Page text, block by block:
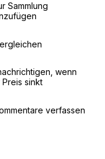
Sammlung
wenn
sinkt
verfassen